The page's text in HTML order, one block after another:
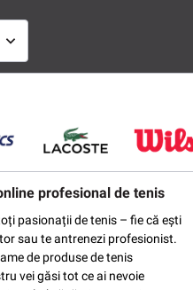
profesional de tenis
pasionații de tenis – fie că ești
sau te antrenezi profesionist.
de produse de tenis
vei găsi tot ce ai nevoie